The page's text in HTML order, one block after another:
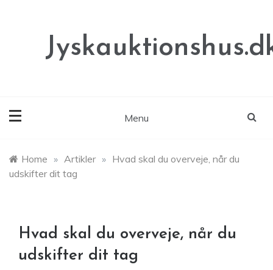
Menu
Home » Artikler » Hvad skal du overveje, når du
udskifter dit tag
Hvad skal du overveje, når du
udskifter dit tag